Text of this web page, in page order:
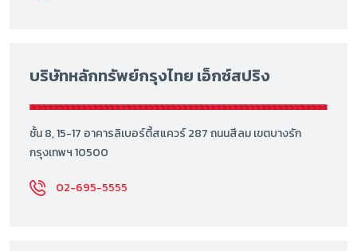
บริษัทหลักทรัพย์กรุงไทย เอ็กซ์สปริง
ชั้น 8, 15-17 อาคารลิเบอร์ตี้สแควร์ 287 ถนนสีลม เขตบางรัก
กรุงเทพฯ 10500
02-695-5555